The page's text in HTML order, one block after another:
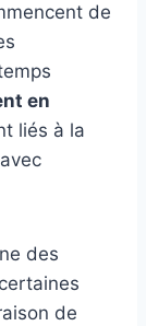
de
en
liés à la
des
de